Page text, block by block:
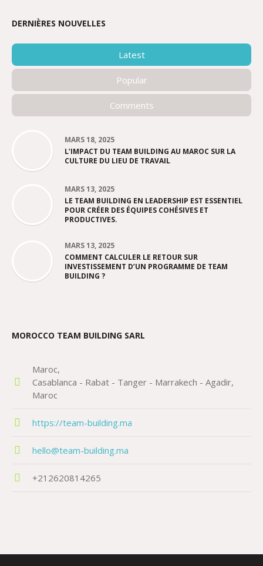
DERNIÈRES NOUVELLES
Latest
Popular
Comments
MARS 18, 2025
L’IMPACT DU TEAM BUILDING AU MAROC SUR LA
CULTURE DU LIEU DE TRAVAIL
MARS 13, 2025
LE TEAM BUILDING EN LEADERSHIP EST ESSENTIEL
POUR CRÉER DES ÉQUIPES COHÉSIVES ET
PRODUCTIVES.
MARS 13, 2025
COMMENT CALCULER LE RETOUR SUR
INVESTISSEMENT D’UN PROGRAMME DE TEAM
BUILDING ?
MOROCCO TEAM BUILDING SARL
Maroc
Casablanca - Rabat - Tanger - Marrakech - Agadir
Maroc
https://team-building.ma
hello@team-building.ma
+212620814265